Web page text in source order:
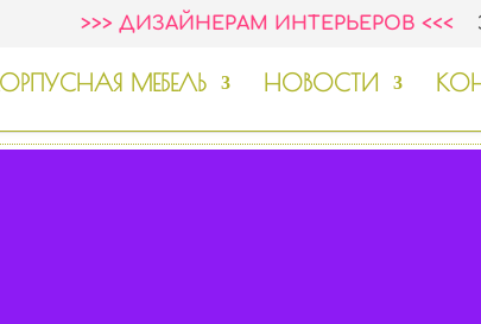
❅
>>> ДИЗАЙНЕРАМ ИНТЕРЬЕРОВ <<<
МЕБЕЛЬ НОВОСТИ